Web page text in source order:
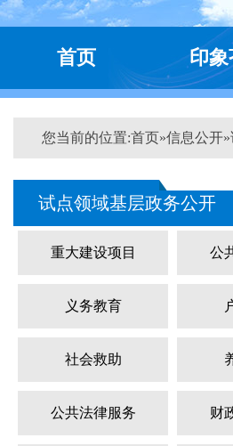
首页 印象
您当前的位置:首页»信息公开»
试点领域基层政务公开
重大建设项目 公
义务教育
社会救助
公共法律服务 财